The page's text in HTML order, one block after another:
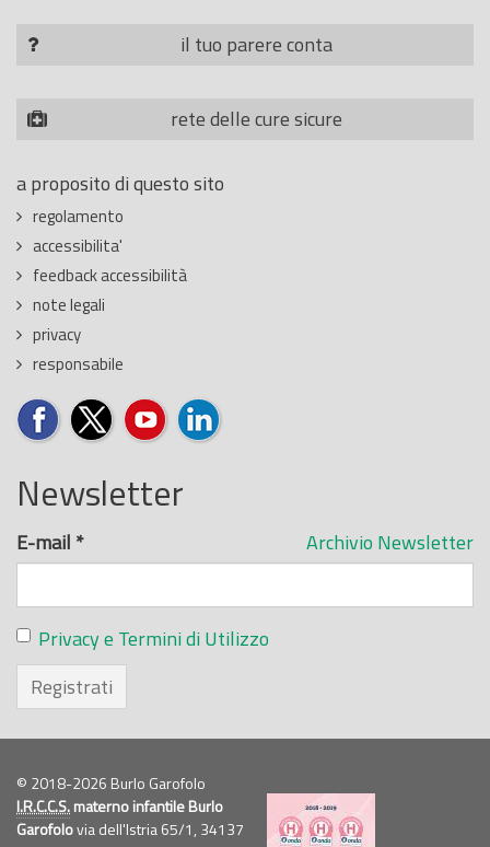
il tuo parere conta
rete delle cure sicure
a proposito di questo sito
regolamento
accessibilita'
feedback accessibilità
note legali
privacy
responsabile
Newsletter
Archivio Newsletter
E-mail *
Privacy e Termini di Utilizzo
Registrati
© 2018-2026 Burlo Garofolo
I.R.C.C.S.materno infantile Burlo
Garofolovia dell'Istria 65/1, 34137